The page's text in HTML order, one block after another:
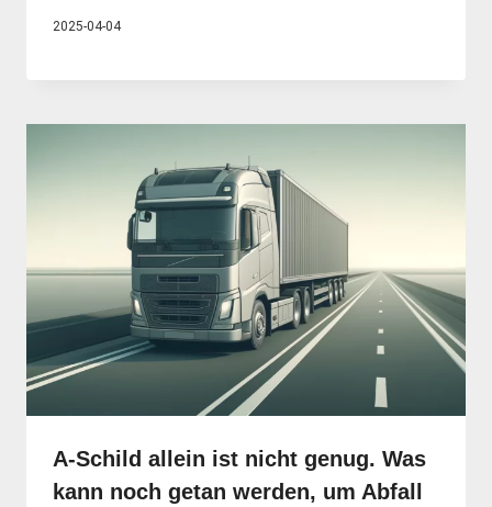
2025-04-04
A-Schild allein ist nicht genug. Was
kann noch getan werden, um Abfall